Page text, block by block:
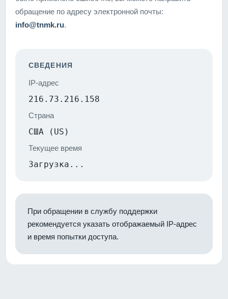
обращение по адресу электронной почты:
info@tnmk.ru.
СВЕДЕНИЯ
IP-адрес
216.73.216.158
Страна
США (US)
Текущее время
Загрузка...
При обращении в службу поддержки
рекомендуется указать отображаемый IP-адрес
и время попытки доступа.